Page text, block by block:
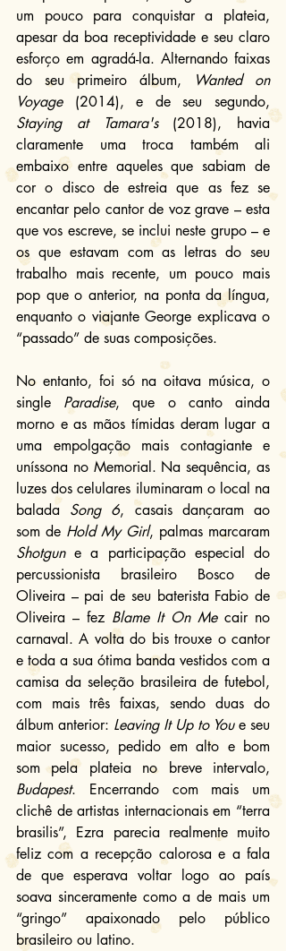
um pouco para conquistar a plateia,
apesar da boa receptividade e seu claro
esforço em agradá-la. Alternando faixas
do seu primeiro álbum,
Wanted on
Voyage
Staying at Tamara's (2018), havia
claramente uma troca também ali
embaixo entre aqueles que sabiam de
cor o disco de estreia que as fez se
encantar pelo cantor de voz grave – esta
que vos escreve, se inclui neste grupo – e
os que estavam com as letras do seu
trabalho mais recente, um pouco mais
pop que o anterior, na ponta da língua,
enquanto o viajante George explicava o
“passado” de suas composições.
No entanto, foi só na oitava música, o
single Paradise, que o canto ainda
morno e as mãos tímidas deram lugar a
uma empolgação mais contagiante e
uníssona no Memorial. Na sequência, as
luzes dos celulares iluminaram o local na
balada Song 6, casais dançaram ao
som de Hold My Girl
Shotgun e a participação especial do
percussionista brasileiro Bosco de
Oliveira – pai de seu baterista Fabio de
Oliveira – fez Blame It On Me cair no
carnaval. A volta do bis trouxe o cantor
e toda a sua ótima banda vestidos com a
camisa da seleção brasileira de futebol,
com mais três faixas, sendo duas do
álbum anterior: Leaving It Up to You e seu
maior sucesso, pedido em alto e bom
Budapest. Encerrando com mais um
clichê de artistas internacionais em “terra
brasilis”, Ezra parecia realmente muito
feliz com a recepção calorosa e a fala
de que esperava voltar logo ao país
soava sinceramente como a de mais um
“gringo” apaixonado pelo público
brasileiro ou latino.